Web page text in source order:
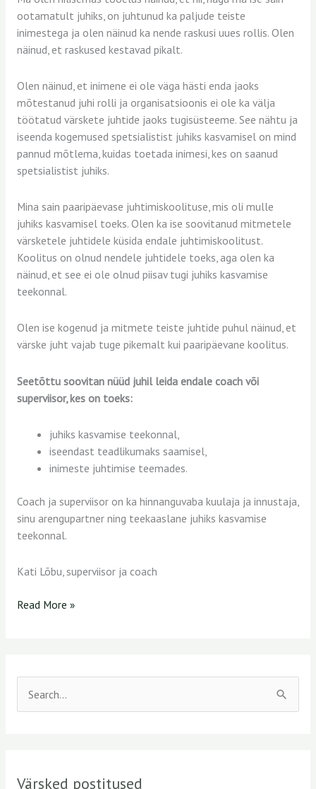
ootamatult juhiks, on juhtunud ka paljude teiste
inimestega ja olen näinud ka nende raskusi uues rollis. Olen
näinud, et raskused kestavad pikalt.
Olen näinud, et inimene ei ole väga hästi enda jaoks
mõtestanud juhi rolli ja organisatsioonis ei ole ka välja
töötatud värskete juhtide jaoks tugisüsteeme. See nähtu ja
iseenda kogemused spetsialistist juhiks kasvamisel on mind
pannud mõtlema, kuidas toetada inimesi, kes on saanud
spetsialistist juhiks.
Mina sain paaripäevase juhtimiskoolituse, mis oli mulle
juhiks kasvamisel toeks. Olen ka ise soovitanud mitmetele
värsketele juhtidele küsida endale juhtimiskoolitust.
Koolitus on olnud nendele juhtidele toeks, aga olen ka
näinud, et see ei ole olnud piisav tugi juhiks kasvamise
teekonnal.
Olen ise kogenud ja mitmete teiste juhtide puhul näinud, et
värske juht vajab tuge pikemalt kui paaripäevane koolitus.
Seetõttu soovitan nüüd juhil leida endale coach või
superviisor, kes on toeks:
juhiks kasvamise teekonnal,
iseendast teadlikumaks saamisel,
inimeste juhtimise teemades.
Coach ja superviisor on ka hinnanguvaba kuulaja ja innustaja,
sinu arengupartner ning teekaaslane juhiks kasvamise
teekonnal.
Kati Lõbu, superviisor ja coach
Read More »
c
Värsked postitused